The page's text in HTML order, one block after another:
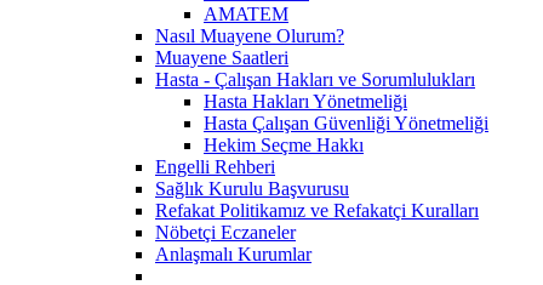
AMATEM
Nasıl Muayene Olurum?
Muayene Saatleri
Hasta - Çalışan Hakları ve Sorumlulukları
Hasta Hakları Yönetmeliği
Hasta Çalışan Güvenliği Yönetmeliği
Hekim Seçme Hakkı
Engelli Rehberi
Sağlık Kurulu Başvurusu
Refakat Politikamız ve Refakatçi Kuralları
Nöbetçi Eczaneler
Anlaşmalı Kurumlar